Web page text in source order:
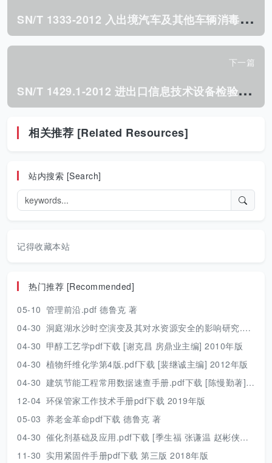
S
N/T 1333-2012 入出境汽车及其他车辆消毒规程.pdf
下一篇
S
N/T 1429.1-2012 进出口信息技术设备检验规程 第1部分:通用要求.pdf
相关推荐 [Related Resources]
站内搜索 [Search]
记得收藏本站
热门推荐 [Recommended]
05-10 管理前沿.pdf 德鲁克 著
04-30 洞庭湖水沙时空演变及其对水资源安全的影响研究.pdf 胡光伟 著 2017年版
04-30 甲醇工艺学pdf下载 [谢克昌 房鼎业主编] 2010年版
04-30 植物纤维化学第4版.pdf下载 [裴继诚主编] 2012年版
04-30 建筑节能工程常用数据速查手册.pdf下载 [陈慢勤著] 2010年版
12-04 环保管家工作技术手册pdf下载 2019年版
05-03 养老金革命pdf下载 德鲁克 著
04-30 催化剂基础及应用.pdf下载 [季生福 张谦温 赵彬侠编] 2011年版
11-30 实用紧固件手册pdf下载 第三版 2018年版